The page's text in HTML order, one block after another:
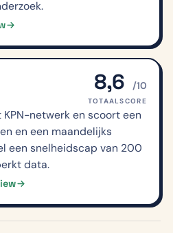
8,6 /10
TOTAALSCORE
KPN-netwerk en scoort een
en een maandelijks
een snelheidscap van 200
data.